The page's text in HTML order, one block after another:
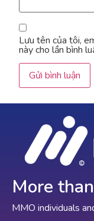
Lưu tên của tôi,
này cho lần bình
MMO individuals
More